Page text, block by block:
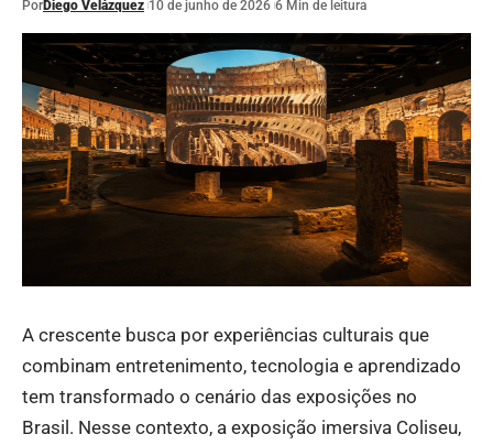
PorDiego Velázquez 10 de junho de 2026 6 Min de leitura
A crescente busca por experiências culturais que
combinam entretenimento, tecnologia e aprendizado
tem transformado o cenário das exposições no
Brasil. Nesse contexto, a exposição imersiva Coliseu,